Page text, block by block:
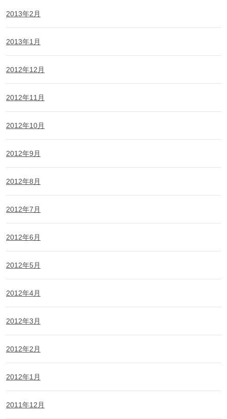
2013年2月
2013年1月
2012年12月
2012年11月
2012年10月
2012年9月
2012年8月
2012年7月
2012年6月
2012年5月
2012年4月
2012年3月
2012年2月
2012年1月
2011年12月